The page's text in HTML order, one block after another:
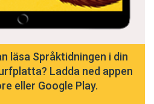
läsa Språktidningen i din
Ladda ned appen
eller Google Play.